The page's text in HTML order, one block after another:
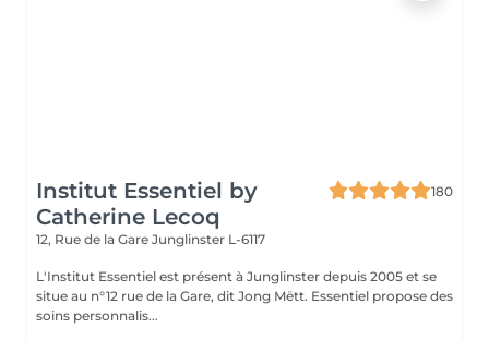
Institut Essentiel by
Catherine Lecoq
180
12, Rue de la Gare Junglinster L-6117
L'Institut Essentiel est présent à Junglinster depuis 2005 et se
situe au n°12 rue de la Gare, dit Jong Mëtt. Essentiel propose des
soins personnalis...